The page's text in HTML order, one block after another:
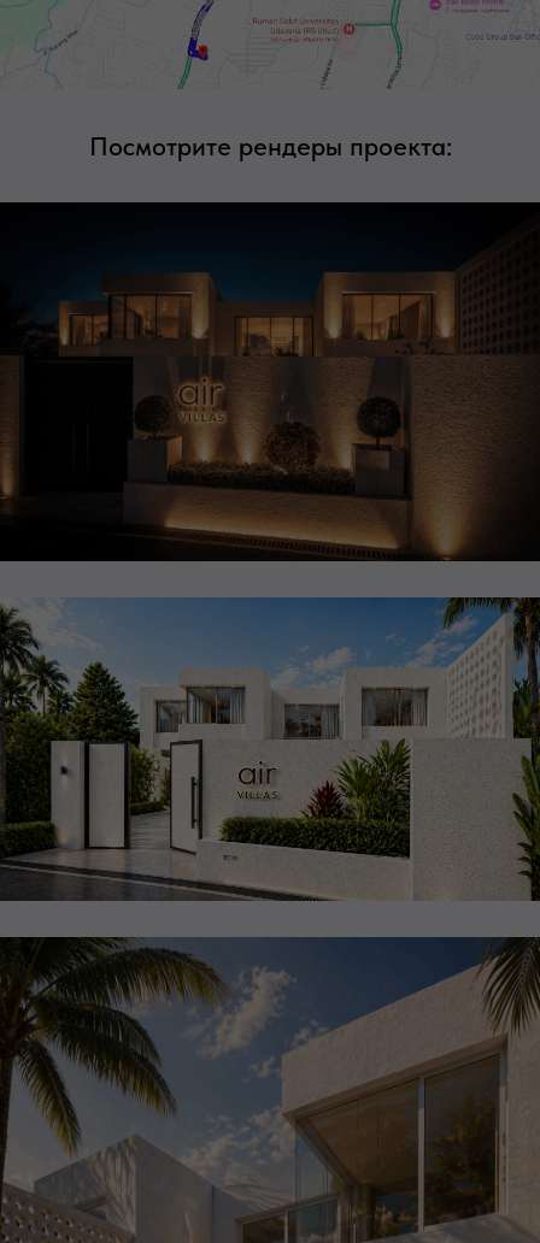
Посмотрите рендеры проекта: